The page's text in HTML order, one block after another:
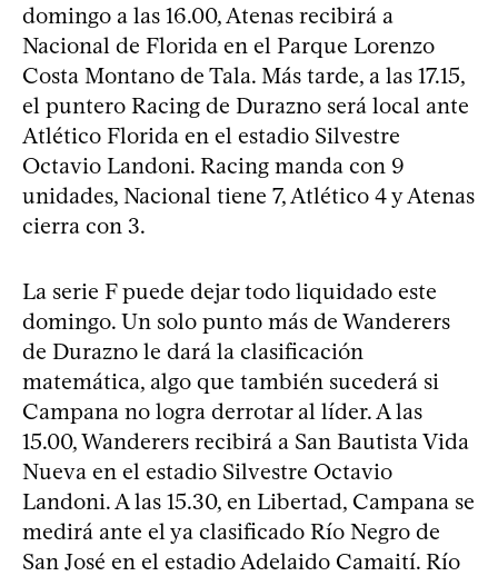
domingo a las 16.00, Atenas recibirá a
Nacional de Florida en el Parque Lorenzo
Costa Montano de Tala. Más tarde, a las 17.15,
el puntero Racing de Durazno será local ante
Atlético Florida en el estadio Silvestre
Octavio Landoni. Racing manda con 9
unidades, Nacional tiene 7, Atlético 4 y Atenas
cierra con 3.
La serie F puede dejar todo liquidado este
domingo. Un solo punto más de Wanderers
de Durazno le dará la clasificación
matemática, algo que también sucederá si
Campana no logra derrotar al líder. A las
15.00, Wanderers recibirá a San Bautista Vida
Nueva en el estadio Silvestre Octavio
Landoni. A las 15.30, en Libertad, Campana se
medirá ante el ya clasificado Río Negro de
San José en el estadio Adelaido Camaití. Río